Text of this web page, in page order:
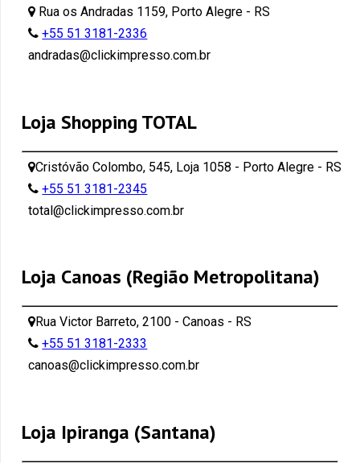
Rua os Andradas 1159, Porto Alegre - RS
+55 51 3181-2336
andradas@clickimpresso.com.br
Loja Shopping TOTAL
Cristóvão Colombo, 545, Loja 1058 - Porto Alegre - RS
+55 51 3181-2345
total@clickimpresso.com.br
Loja Canoas (Região Metropolitana)
Rua Victor Barreto, 2100 - Canoas - RS
+55 51 3181-2333
canoas@clickimpresso.com.br
Loja Ipiranga (Santana)